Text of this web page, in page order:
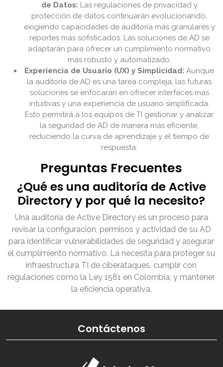
de Datos: Las regulaciones de privacidad y
protección de datos continuarán evolucionando,
exigiendo capacidades de auditoría más granulares y
reportes más sofisticados. Las soluciones de AD se
adaptarán para ofrecer un cumplimiento normativo
más robusto y automatizado.
Experiencia de Usuario (UX) y Simplicidad: Aunque
la auditoría de AD es una tarea compleja, las futuras
soluciones se enfocarán en ofrecer interfaces más
intuitivas y una experiencia de usuario simplificada.
Esto permitirá a los equipos de TI gestionar y analizar
la seguridad de AD de manera más eficiente,
reduciendo la curva de aprendizaje y el tiempo de
respuesta.
Preguntas Frecuentes
¿Qué es una auditoría de Active
Directory y por qué la necesito?
Una auditoría de Active Directory es un proceso para
revisar la configuración, permisos y actividad de su AD
para identificar vulnerabilidades de seguridad y asegurar
el cumplimiento normativo. La necesita para proteger su
infraestructura TI de ciberataques, cumplir con
regulaciones como la Ley 1581 en Colombia, y mantener
la eficiencia operativa.
Contáctenos